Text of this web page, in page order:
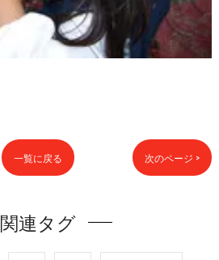
一覧に戻る 次のページ >
関連タグ